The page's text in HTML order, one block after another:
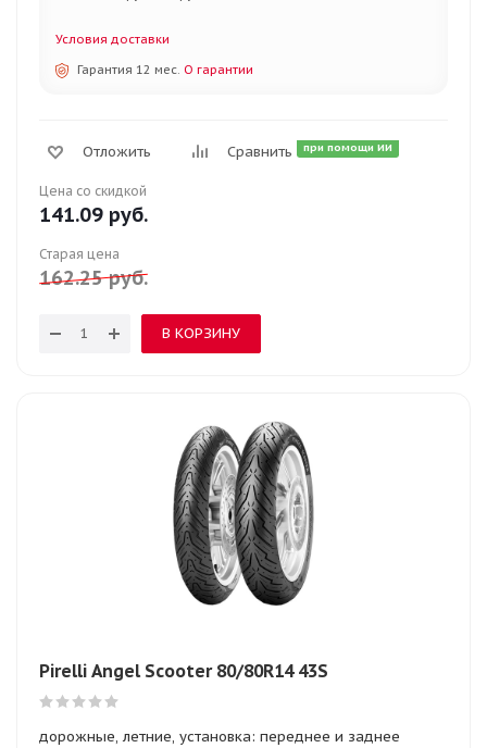
Условия доставки
Гарантия 12 мес. О гарантии
Отложить Сравнить при помощи ИИ
Цена со скидкой
141.09 руб.
Старая цена
162.25руб.
В КОРЗИНУ
Pirelli Angel Scooter 80/80R14 43S
дорожные, летние, установка: переднее и заднее